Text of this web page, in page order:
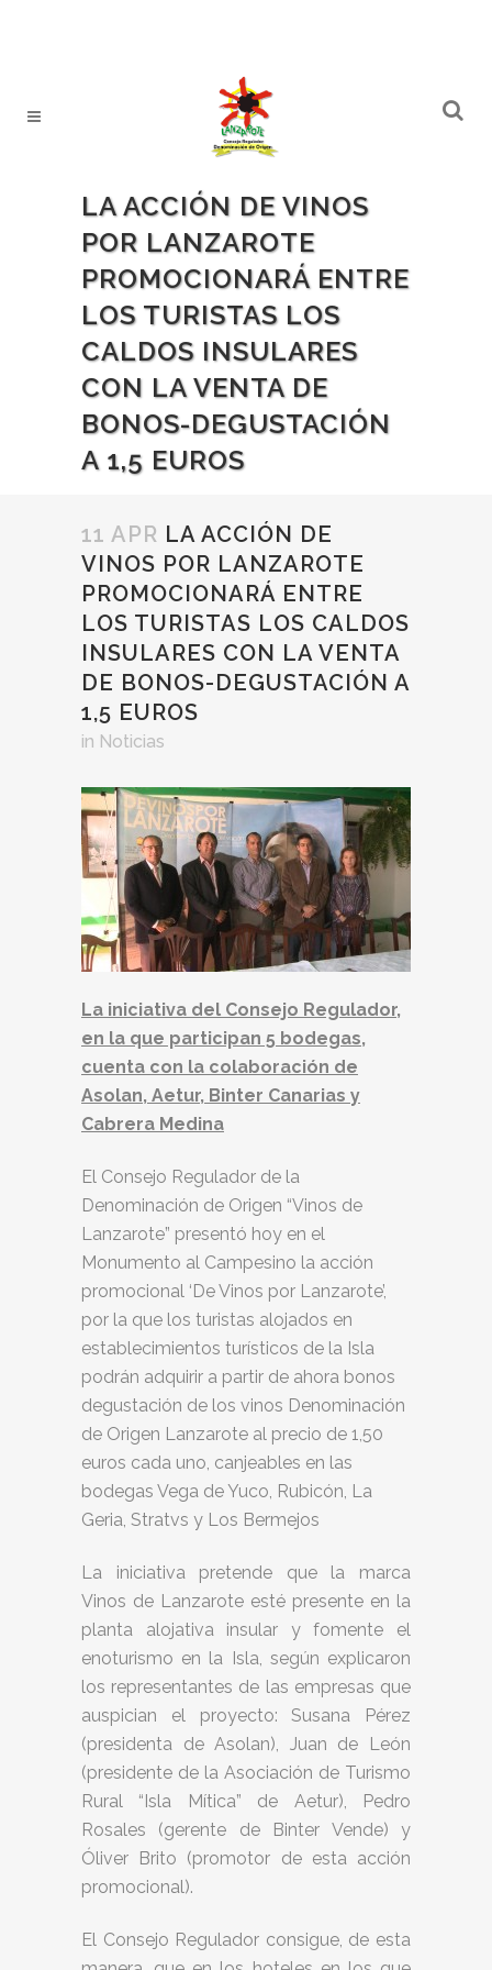
LA ACCIÓN DE VINOS
POR LANZAROTE
PROMOCIONARÁ ENTRE
LOS TURISTAS LOS
CALDOS INSULARES
CON LA VENTA DE
BONOS-DEGUSTACIÓN
A 1,5 EUROS
11 APR LA ACCIÓN DE
VINOS POR LANZAROTE
PROMOCIONARÁ ENTRE
LOS TURISTAS LOS CALDOS
INSULARES CON LA VENTA
DE BONOS-DEGUSTACIÓN A
1,5 EUROS
in Noticias
La iniciativa del Consejo Regulador,
en la que participan 5 bodegas,
cuenta con la colaboración de
Asolan, Aetur, Binter Canarias y
Cabrera Medina
El Consejo Regulador de la
Denominación de Origen “Vinos de
Lanzarote” presentó hoy en el
Monumento al Campesino la acción
promocional ‘De Vinos por Lanzarote’,
por la que los turistas alojados en
establecimientos turísticos de la Isla
podrán adquirir a partir de ahora bonos
degustación de los vinos Denominación
de Origen Lanzarote al precio de 1,50
euros cada uno, canjeables en las
bodegas Vega de Yuco, Rubicón, La
Geria, Stratvs y Los Bermejos
La iniciativa pretende que la marca
Vinos de Lanzarote esté presente en la
planta alojativa insular y fomente el
enoturismo en la Isla, según explicaron
los representantes de las empresas que
auspician el proyecto: Susana Pérez
(presidenta de Asolan), Juan de León
(presidente de la Asociación de Turismo
Rural “Isla Mítica” de Aetur), Pedro
Rosales (gerente de Binter Vende) y
Óliver Brito (promotor de esta acción
promocional).
El Consejo Regulador consigue, de esta